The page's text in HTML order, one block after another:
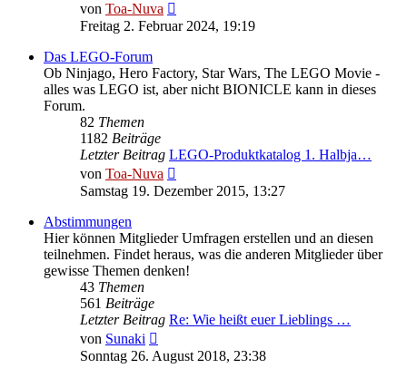
von Toa-Nuva
Beitrag
Freitag 2. Februar 2024, 19:19
Das LEGO-Forum
Ob Ninjago, Hero Factory, Star Wars, The LEGO Movie -
alles was LEGO ist, aber nicht BIONICLE kann in dieses
Forum.
82 Themen
1182 Beiträge
Letzter Beitrag LEGO-Produktkatalog 1. Halbja…
von Toa-Nuva
Beitrag
Samstag 19. Dezember 2015, 13:27
Abstimmungen
Hier können Mitglieder Umfragen erstellen und an diesen
teilnehmen. Findet heraus, was die anderen Mitglieder über
gewisse Themen denken!
43 Themen
561 Beiträge
Letzter Beitrag Re: Wie heißt euer Lieblings …
von Sunaki
Beitrag
Sonntag 26. August 2018, 23:38